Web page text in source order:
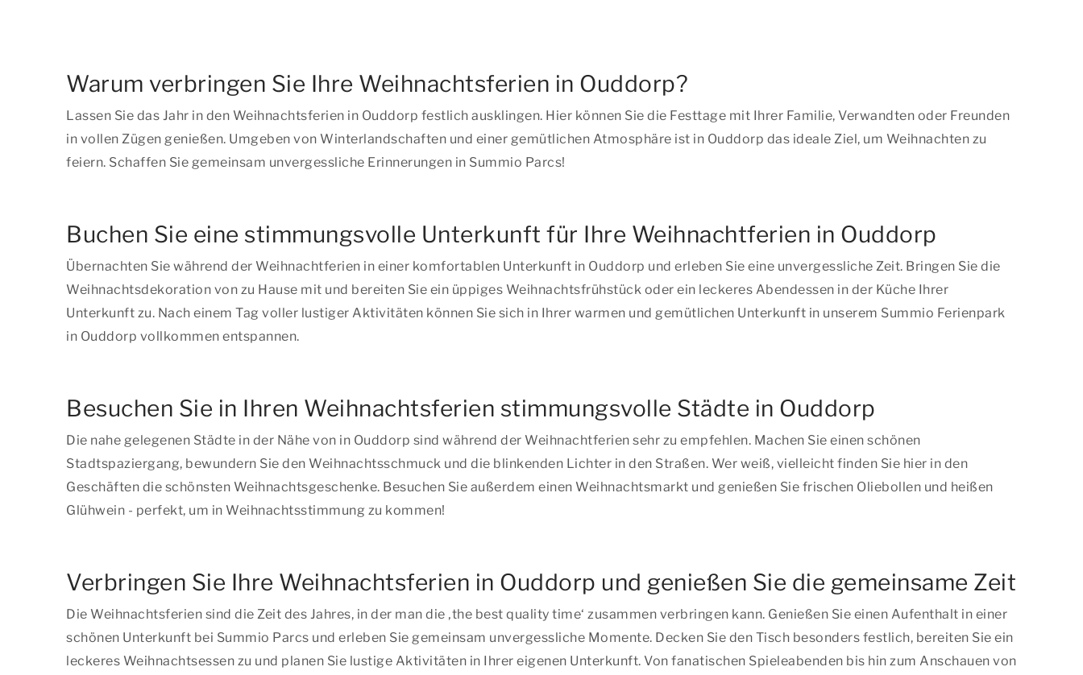
Warum verbringen Sie Ihre Weihnachtsferien in Ouddorp?
Lassen Sie das Jahr in den Weihnachtsferien in Ouddorp festlich ausklingen. Hier können Sie die Festtage mit Ihrer Familie, Verwandten oder Freunden
in vollen Zügen genießen. Umgeben von Winterlandschaften und einer gemütlichen Atmosphäre ist in Ouddorp das ideale Ziel, um Weihnachten zu
feiern. Schaffen Sie gemeinsam unvergessliche Erinnerungen in Summio Parcs!
Buchen Sie eine stimmungsvolle Unterkunft für Ihre Weihnachtferien in Ouddorp
Übernachten Sie während der Weihnachtferien in einer komfortablen Unterkunft in Ouddorp und erleben Sie eine unvergessliche Zeit. Bringen Sie die
Weihnachtsdekoration von zu Hause mit und bereiten Sie ein üppiges Weihnachtsfrühstück oder ein leckeres Abendessen in der Küche Ihrer
Unterkunft zu. Nach einem Tag voller lustiger Aktivitäten können Sie sich in Ihrer warmen und gemütlichen Unterkunft in unserem Summio Ferienpark
in Ouddorp vollkommen entspannen.
Besuchen Sie in Ihren Weihnachtsferien stimmungsvolle Städte in Ouddorp
Die nahe gelegenen Städte in der Nähe von in Ouddorp sind während der Weihnachtferien sehr zu empfehlen. Machen Sie einen schönen
Stadtspaziergang, bewundern Sie den Weihnachtsschmuck und die blinkenden Lichter in den Straßen. Wer weiß, vielleicht finden Sie hier in den
Geschäften die schönsten Weihnachtsgeschenke. Besuchen Sie außerdem einen Weihnachtsmarkt und genießen Sie frischen Oliebollen und heißen
Glühwein - perfekt, um in Weihnachtsstimmung zu kommen!
Verbringen Sie Ihre Weihnachtsferien in Ouddorp und genießen Sie die gemeinsame Zeit
Die Weihnachtsferien sind die Zeit des Jahres, in der man die ‚the best quality time‘ zusammen verbringen kann. Genießen Sie einen Aufenthalt in einer
schönen Unterkunft bei Summio Parcs und erleben Sie gemeinsam unvergessliche Momente. Decken Sie den Tisch besonders festlich, bereiten Sie ein
leckeres Weihnachtsessen zu und planen Sie lustige Aktivitäten in Ihrer eigenen Unterkunft. Von fanatischen Spieleabenden bis hin zum Anschauen von